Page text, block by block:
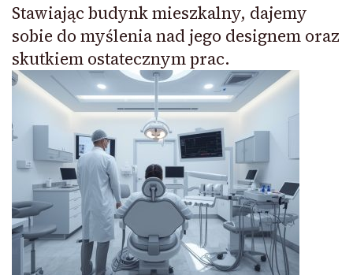
Stawiając budynk mieszkalny, dajemy
sobie do myślenia nad jego designem oraz
skutkiem ostatecznym prac.